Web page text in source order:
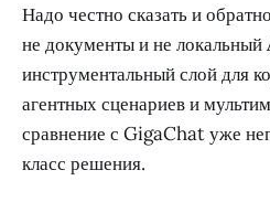
Надо честно сказать и
не документы и не
инструментальный слой для
агентных сценариев и
сравнение с GigaChat уже
класс решения.